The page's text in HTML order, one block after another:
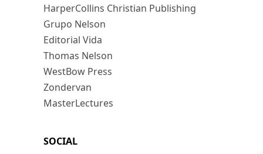
HarperCollins Christian Publishing
Grupo Nelson
Editorial Vida
Thomas Nelson
WestBow Press
Zondervan
MasterLectures
SOCIAL